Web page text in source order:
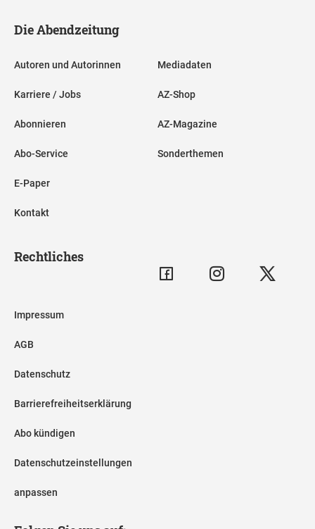
Die Abendzeitung
Autoren und Autorinnen
Karriere / Jobs
Abonnieren
Abo-Service
E-Paper
Kontakt
Mediadaten
AZ-Shop
AZ-Magazine
Sonderthemen
Rechtliches
Impressum
AGB
Datenschutz
Barrierefreiheitserklärung
Abo kündigen
Datenschutzeinstellungen
anpassen